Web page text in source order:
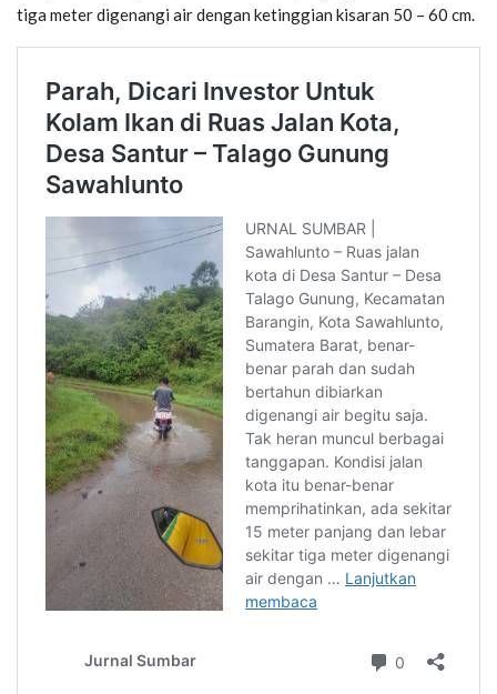
tiga meter digenangi air dengan ketinggian kisaran 50 – 60 cm.